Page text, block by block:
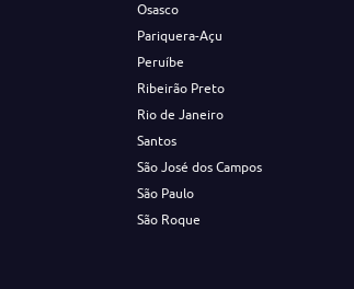
Osasco
Pariquera-Açu
Peruíbe
Ribeirão Preto
Rio de Janeiro
Santos
São José dos Campos
São Paulo
São Roque